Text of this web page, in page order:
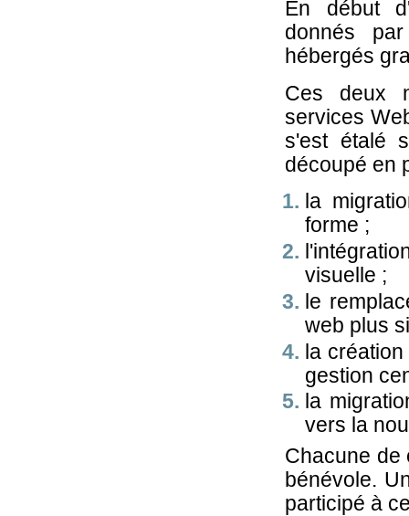
En début
donnés
hébergés
Ces deux
services
s'est étalé
découpé en
la
forme ;
visuelle ;
le
web plus
la
gestion
la
vers la
Chacune de
bénévole.
participé à